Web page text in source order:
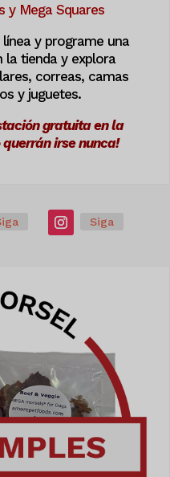
y Mega Squares
y programe una
la tienda y explora
correas, camas
y juguetes.
gratuita en la
irse nunca!
Siga